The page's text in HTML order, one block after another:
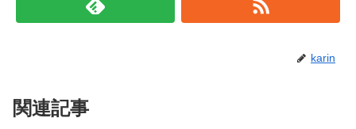
karin
関連記事